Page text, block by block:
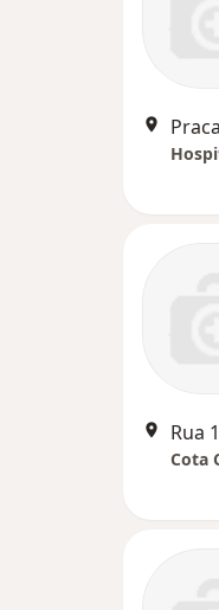
Rua
Cota